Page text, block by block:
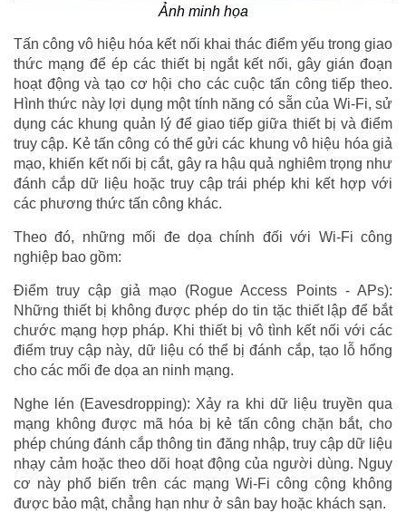
Ảnh minh họa
Tấn công vô hiệu hóa kết nối khai thác điểm yếu trong giao
thức mạng để ép các thiết bị ngắt kết nối, gây gián đoạn
hoạt động và tạo cơ hội cho các cuộc tấn công tiếp theo.
Hình thức này lợi dụng một tính năng có sẵn của Wi-Fi, sử
dụng các khung quản lý để giao tiếp giữa thiết bị và điểm
truy cập. Kẻ tấn công có thể gửi các khung vô hiệu hóa giả
mạo, khiến kết nối bị cắt, gây ra hậu quả nghiêm trọng như
đánh cắp dữ liệu hoặc truy cập trái phép khi kết hợp với
các phương thức tấn công khác.
Theo đó, những mối đe dọa chính đối với Wi-Fi công
nghiệp bao gồm:
Điểm truy cập giả mạo (Rogue Access Points - APs):
Những thiết bị không được phép do tin tặc thiết lập để bắt
chước mạng hợp pháp. Khi thiết bị vô tình kết nối với các
điểm truy cập này, dữ liệu có thể bị đánh cắp, tạo lỗ hổng
cho các mối đe dọa an ninh mạng.
Nghe lén (Eavesdropping): Xảy ra khi dữ liệu truyền qua
mạng không được mã hóa bị kẻ tấn công chặn bắt, cho
phép chúng đánh cắp thông tin đăng nhập, truy cập dữ liệu
nhạy cảm hoặc theo dõi hoạt động của người dùng. Nguy
cơ này phổ biến trên các mạng Wi-Fi công cộng không
được bảo mật, chẳng hạn như ở sân bay hoặc khách sạn.